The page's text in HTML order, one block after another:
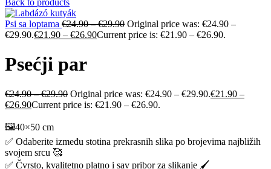
Back to products
Psi sa loptama €24.90–€29.90 Original price was: €24.90 –
€29.90.€21.90 – €26.90Current price is: €21.90 – €26.90.
Psećji par
€24.90–€29.90 Original price was: €24.90 – €29.90.€21.90 –
€26.90Current price is: €21.90 – €26.90.
🖼️40×50 cm
✅ Odaberite između stotina prekrasnih slika po brojevima najbližih
svojem srcu 🥰
✅ Čvrsto, kvalitetno platno i sav pribor za slikanje 🖌️